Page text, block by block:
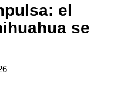
el
se